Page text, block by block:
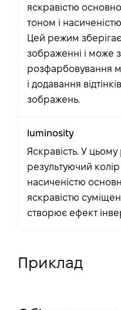
яскравістю
тоном і
Цей режим зберігає
зображенні і може
розфарбовування
і додавання
зображень.
luminosity
Яскравість. У
результуючий
насиченістю
яскравістю
створює ефект
Приклад